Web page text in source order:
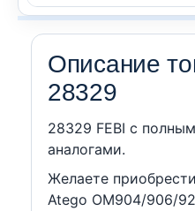
Описание
28329
28329 FEBI c
аналогами.
Желаете
Atego OM904/906/